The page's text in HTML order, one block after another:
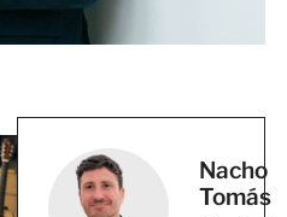
Nacho
Tomás